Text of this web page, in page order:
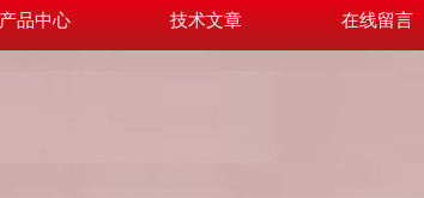
产品中心 技术文章 在线留言